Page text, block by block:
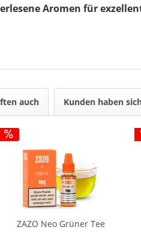
Aromen für
auch Kunden haben
ZAZO Neo Grüner Tee